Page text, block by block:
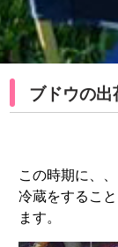
ブドウの出
この時期に、
冷蔵をするこ
ます。